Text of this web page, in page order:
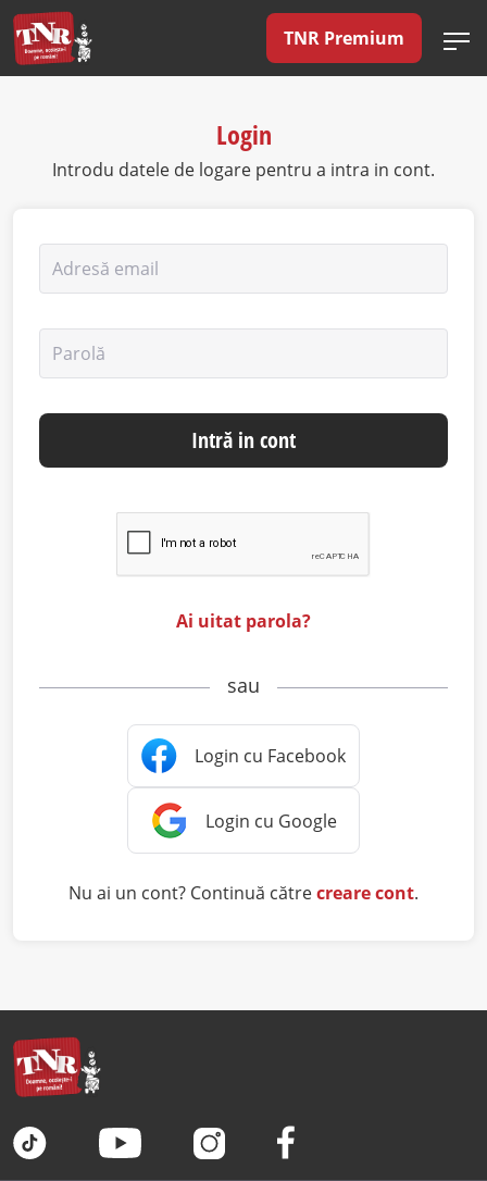
TNR Premium
Login
Introdu datele de logare pentru a intra in cont.
Adresă email
Parolă
Intră in cont
Ai uitat parola?
sau
Nu ai un cont? Continuă cătrecreare cont.